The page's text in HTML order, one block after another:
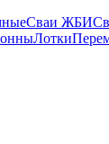
Сваи ЖБИ
Лотки